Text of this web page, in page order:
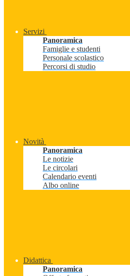
Servizi
Panoramica
Famiglie e studenti
Personale scolastico
Percorsi di studio
Novità
Panoramica
Le notizie
Le circolari
Calendario eventi
Albo online
Didattica
Panoramica